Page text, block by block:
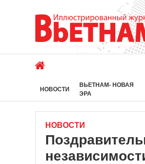
НОВОСТИ
ВЬЕТНАМ- НОВАЯ
ЭРА
НОВОСТИ